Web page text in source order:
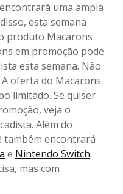
uma ampla
esta semana
produto Macarons
em promoção pode
esta semana. Não
oferta do Macarons
limitado. Se quiser
veja o
Além do
também encontrará
e Nintendo Switch.
mas com